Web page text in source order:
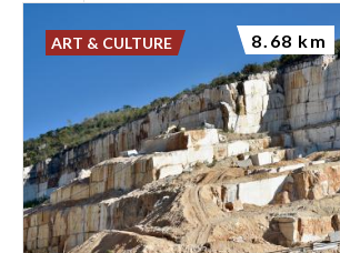
ART & CULTURE 8.68 km